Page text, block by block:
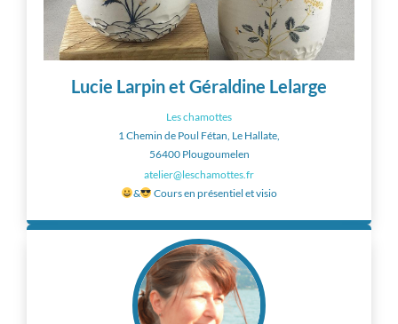
Lucie Larpin et Géraldine Lelarge
Les chamottes
1 Chemin de Poul Fétan, Le Hallate,
56400 Plougoumelen
atelier@leschamottes.fr
&
Cours en présentiel et visio